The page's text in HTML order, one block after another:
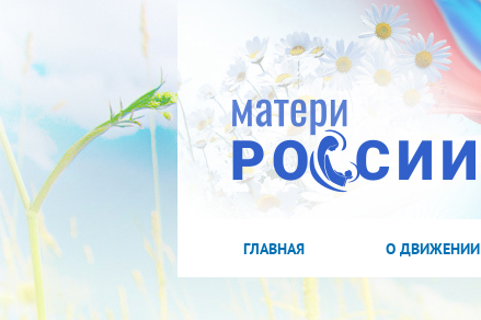
ГЛАВНАЯ О ДВИЖЕНИИ